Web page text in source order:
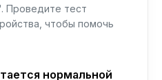
Проведите тест
чтобы помочь
нормальной